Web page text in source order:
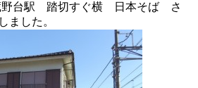
野台駅 踏切すぐ横 日本そば さ
ました。